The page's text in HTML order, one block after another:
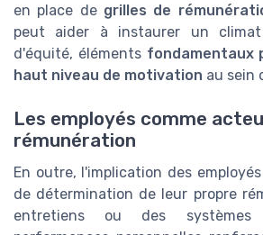
en place de grilles de
peut aider à instaurer un
d'équité, éléments fondamentaux
haut niveau de motivation au sein
Les employés comme
rémunération
En outre, l'implication des
de détermination de leur propre
entretiens ou des